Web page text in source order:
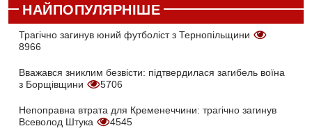
НАЙПОПУЛЯРНІШЕ
Трагічно загинув юний футболіст з Тернопільщини
8966
Вважався зниклим безвісти: підтвердилася загибель воїна
з Борщівщини
5706
Непоправна втрата для Кременеччини: трагічно загинув
Всеволод Штука
4545